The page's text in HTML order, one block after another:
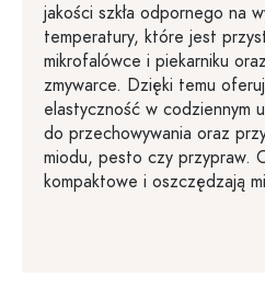
jakości szkła odpornego na
temperatury, które jest
mikrofalówce i piekarniku
zmywarce. Dzięki temu
elastyczność w codziennym
do przechowywania oraz
miodu, pesto czy przypraw.
kompaktowe i oszczędzają